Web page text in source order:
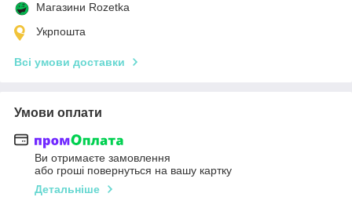
Магазини Rozetka
Укрпошта
Всі умови доставки
Умови оплати
Ви отримаєте замовлення
або гроші повернуться на вашу картку
Детальніше